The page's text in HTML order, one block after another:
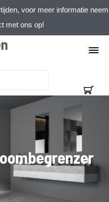
voor meer informatie neem
met ons op!